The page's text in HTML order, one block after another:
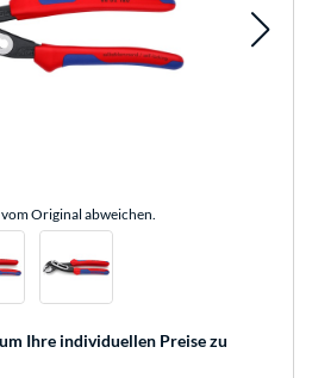
Original abweichen.
Ihre individuellen Preise zu